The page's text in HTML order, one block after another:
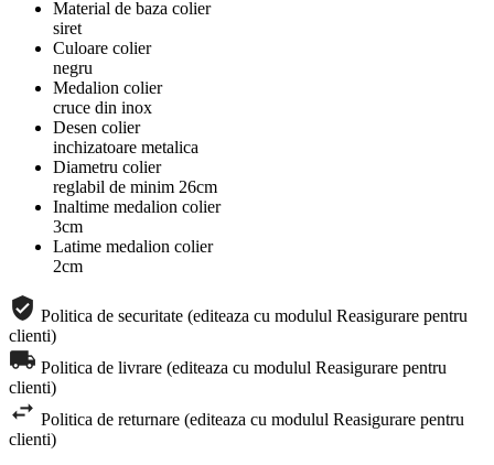
Material de baza colier
siret
Culoare colier
negru
Medalion colier
cruce din inox
Desen colier
inchizatoare metalica
Diametru colier
reglabil de minim 26cm
Inaltime medalion colier
3cm
Latime medalion colier
2cm
Politica de securitate (editeaza cu modulul Reasigurare pentru
clienti)
Politica de livrare (editeaza cu modulul Reasigurare pentru
clienti)
Politica de returnare (editeaza cu modulul Reasigurare pentru
clienti)